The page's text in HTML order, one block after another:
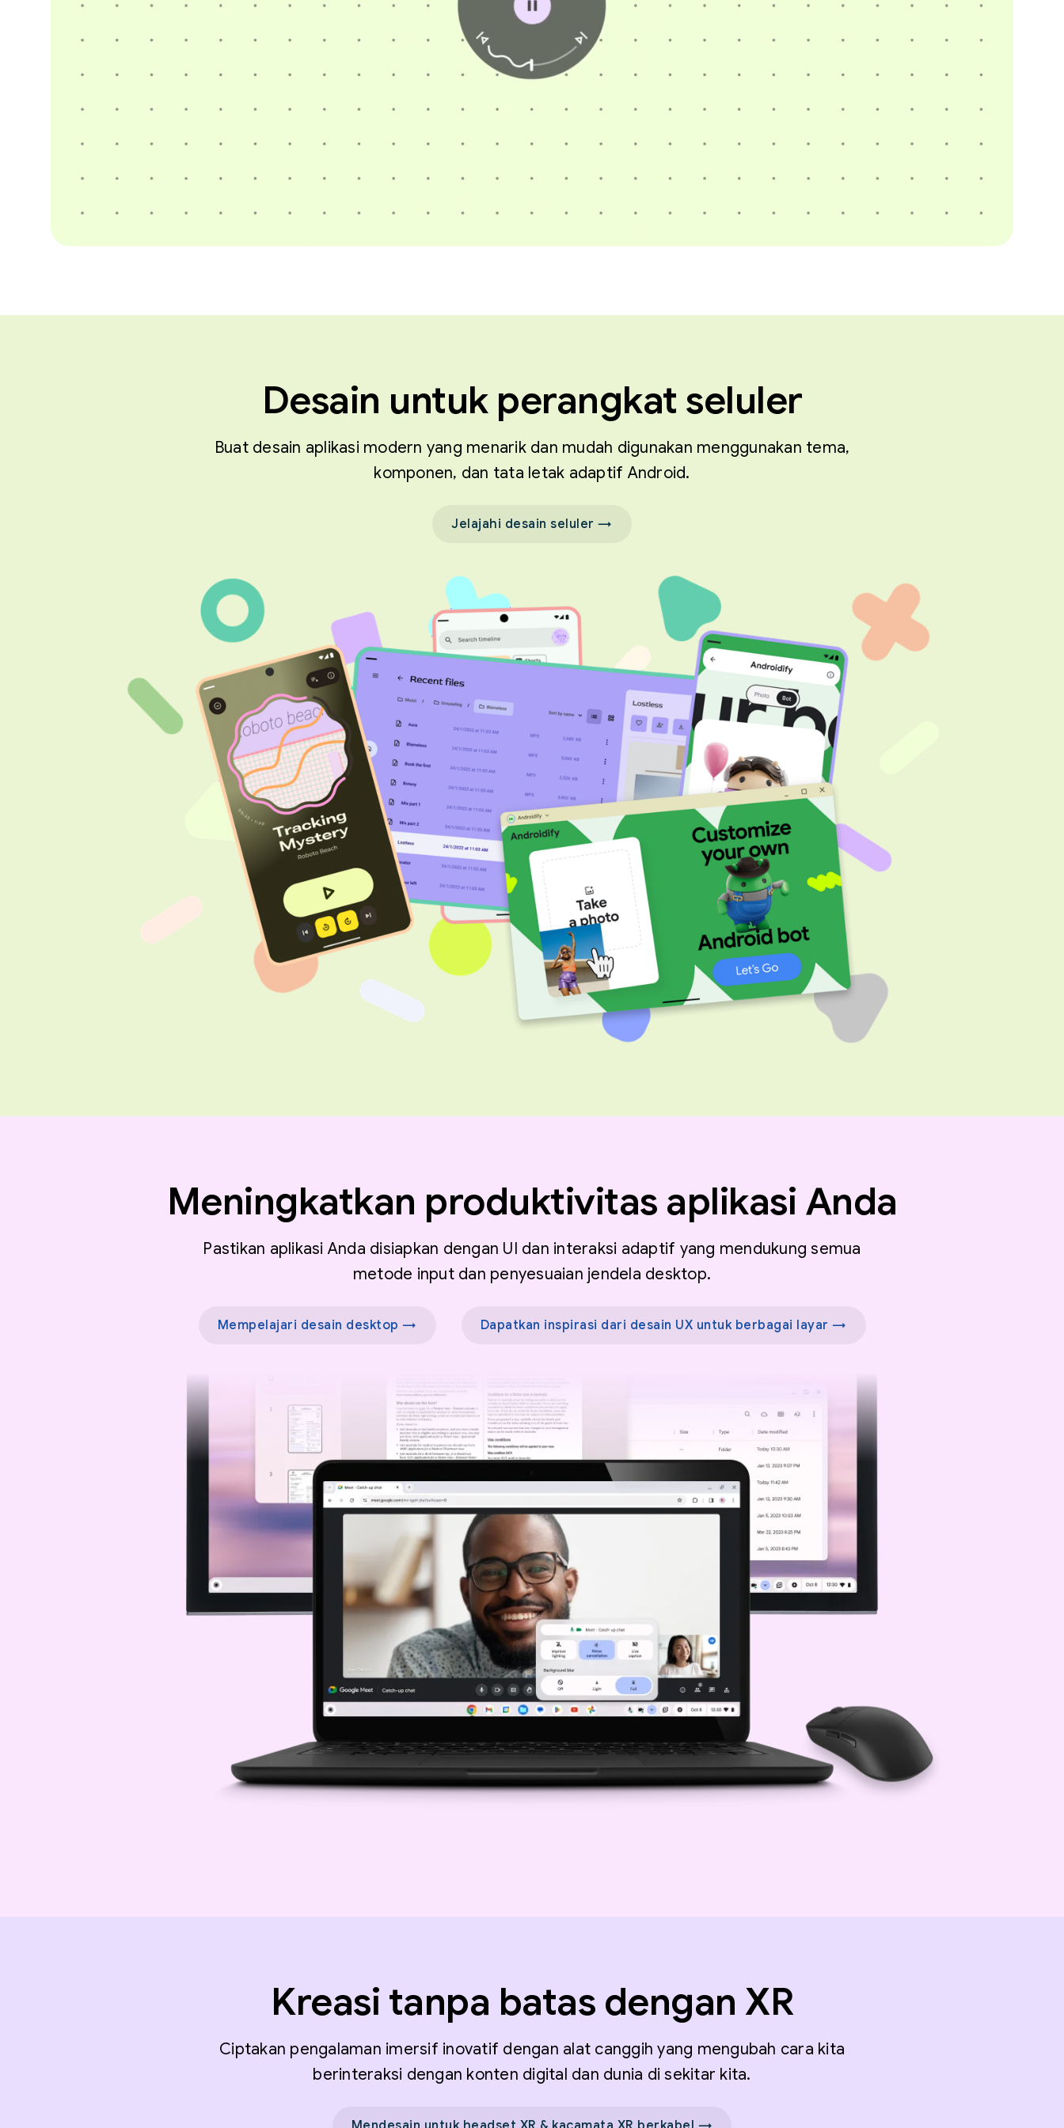
Desain untuk perangkat seluler
Buat desain aplikasi modern yang menarik dan mudah digunakan menggunakan tema,
komponen, dan tata letak adaptif Android.
Jelajahi desain seluler →
Meningkatkan produktivitas aplikasi Anda
Pastikan aplikasi Anda disiapkan dengan UI dan interaksi adaptif yang mendukung semua
metode input dan penyesuaian jendela desktop.
Mempelajari desain desktop → Dapatkan inspirasi dari desain UX untuk berbagai layar →
Kreasi tanpa batas dengan XR
Ciptakan pengalaman imersif inovatif dengan alat canggih yang mengubah cara kita
berinteraksi dengan konten digital dan dunia di sekitar kita.